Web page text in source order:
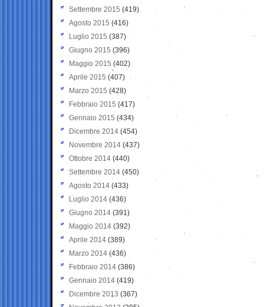
Settembre 2015 (419)
Agosto 2015 (416)
Luglio 2015 (387)
Giugno 2015 (396)
Maggio 2015 (402)
Aprile 2015 (407)
Marzo 2015 (428)
Febbraio 2015 (417)
Gennaio 2015 (434)
Dicembre 2014 (454)
Novembre 2014 (437)
Ottobre 2014 (440)
Settembre 2014 (450)
Agosto 2014 (433)
Luglio 2014 (436)
Giugno 2014 (391)
Maggio 2014 (392)
Aprile 2014 (389)
Marzo 2014 (436)
Febbraio 2014 (386)
Gennaio 2014 (419)
Dicembre 2013 (367)